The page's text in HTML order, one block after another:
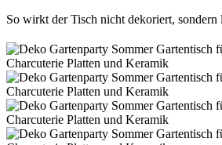
So wirkt der Tisch nicht dekoriert, sondern